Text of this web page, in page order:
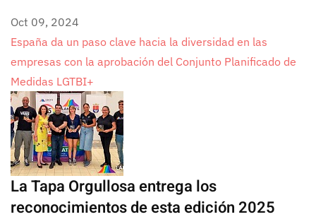
Oct 09, 2024
España da un paso clave hacia la diversidad en las
empresas con la aprobación del Conjunto Planificado de
Medidas LGTBI+
La Tapa Orgullosa entrega los
reconocimientos de esta edición 2025